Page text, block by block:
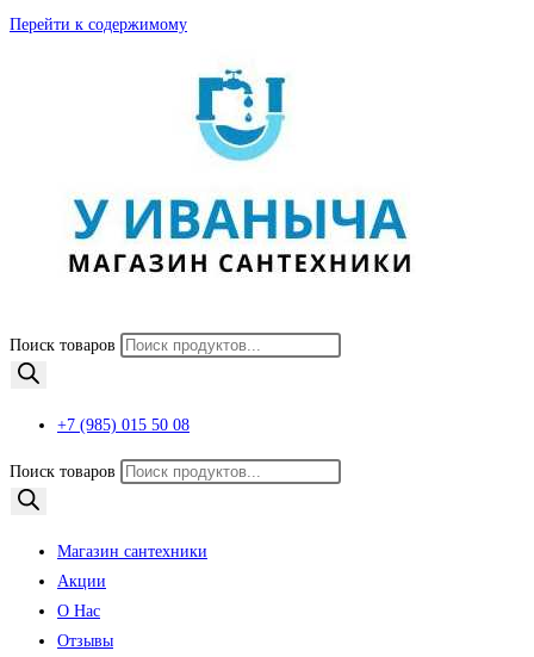
Перейти к содержимому
Поиск товаров
+7 (985) 015 50 08
Поиск товаров
Магазин сантехники
Акции
О Нас
Отзывы